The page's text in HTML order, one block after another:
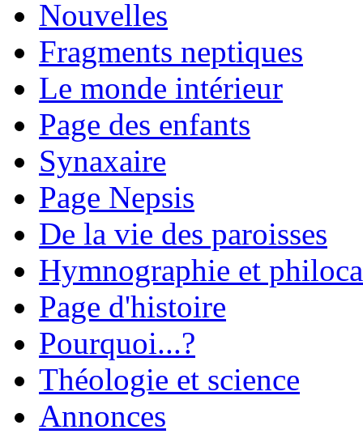
Nouvelles
Fragments neptiques
Le monde intérieur
Page des enfants
Synaxaire
Page Nepsis
De la vie des paroisses
Hymnographie et
Page d'histoire
Pourquoi...?
Théologie et science
Annonces